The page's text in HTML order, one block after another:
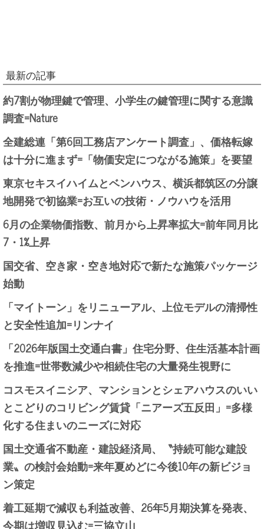
最新の記事
約7割が物理鍵で管理、小学生の鍵管理に関する意識
調査=Nature
全建総連「第6回工務店アンケート調査」、価格転嫁
は十分に進まず=「物価安定につながる施策」を要望
東京セキスイハイムとベンハウス、横浜都筑区の分譲
地開発で初協業=お互いの技術・ノウハウを活用
6月の企業物価指数、前月から上昇率拡大=前年同月比
7・1%上昇
国交省、空き家・空き地対応で新たな施策パッケージ
始動
「マイトーン」をリニューアル、上位モデルの清掃性
と安全性追加=リンナイ
「2026年版国土交通白書」住宅分野、住生活基本計画
を推進=世帯数減少や相続住宅の大量発生視野に
コスモスイニシア、マンションとシェアハウスのいい
とこどりのコリビング賃貸「ニアーズ五反田」=多様
化する住まいのニーズに対応
国土交通省不動産・建設経済局、〝持続可能な建設
業〟の検討会始動=来年夏めどに今後10年の新ビジョ
ン策定
着工延期で減収も利益改善、26年5月期決算を発表、
今期は増収見込む=三協立山